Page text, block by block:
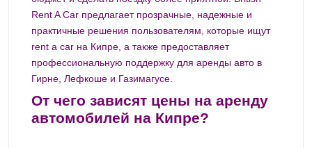
Rent A Car предлагает прозрачные, надежные и
практичные решения пользователям, которые ищут
rent a car на Кипре, а также предоставляет
профессиональную поддержку для аренды авто в
Гирне, Лефкоше и Газимагусе.
От чего зависят цены на аренду
автомобилей на Кипре?